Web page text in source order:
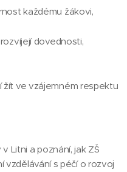
každému žákovi,
dovednosti,
žít ve vzájemném respektu
Litni a poznání, jak ZŠ
vzdělávání s péčí o rozvoj